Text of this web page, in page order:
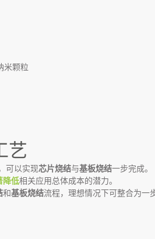
米颗粒
艺
可以实现芯片烧结与基板烧结一步完成。
降低相关应用总体成本的潜力。
和基板烧结流程，理想情况下可整合为一